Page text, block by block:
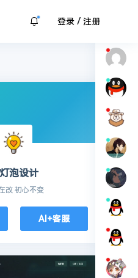
登录/ 注册
泡设计
改 初心不变
AI+客服